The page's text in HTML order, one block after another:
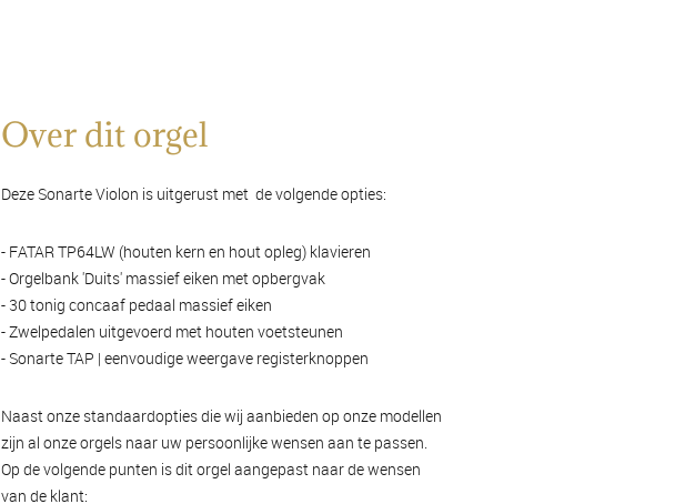
Over dit orgel
Deze Sonarte Violon is uitgerust met de volgende opties:
- FATAR TP64LW (houten kern en hout opleg) klavieren
- Orgelbank 'Duits' massief eiken met opbergvak
- 30 tonig concaaf pedaal massief eiken
- Zwelpedalen uitgevoerd met houten voetsteunen
- Sonarte TAP | eenvoudige weergave registerknoppen
Naast onze standaardopties die wij aanbieden op onze modellen
zijn al onze orgels naar uw persoonlijke wensen aan te passen.
Op de volgende punten is dit orgel aangepast naar de wensen
van de klant: